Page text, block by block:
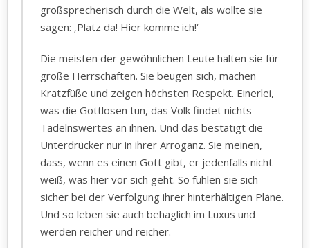
großsprecherisch durch die Welt, als wollte sie
sagen: ‚Platz da! Hier komme ich!‘
Die meisten der gewöhnlichen Leute halten sie für
große Herrschaften. Sie beugen sich, machen
Kratzfüße und zeigen höchsten Respekt. Einerlei,
was die Gottlosen tun, das Volk findet nichts
Tadelnswertes an ihnen. Und das bestätigt die
Unterdrücker nur in ihrer Arroganz. Sie meinen,
dass, wenn es einen Gott gibt, er jedenfalls nicht
weiß, was hier vor sich geht. So fühlen sie sich
sicher bei der Verfolgung ihrer hinterhältigen Pläne.
Und so leben sie auch behaglich im Luxus und
werden reicher und reicher.